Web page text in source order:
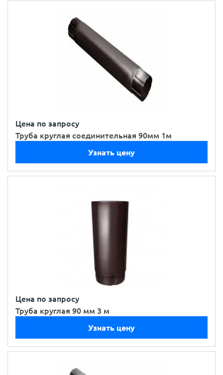
Цена по запросу
Труба круглая соединительная 90мм 1м
Узнать цену
Цена по запросу
Труба круглая 90 мм 3 м
Узнать цену